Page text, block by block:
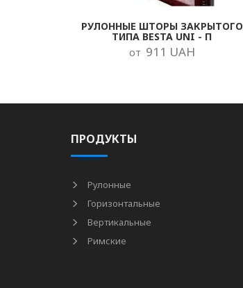
РУЛОННЫЕ ШТОРЫ ЗАКРЫТОГО
ТИПА BESTA UNI - П
от 911 UAH
ПРОДУКТЫ
Рулонные
Горизонтальные
Вертикальные
Римские